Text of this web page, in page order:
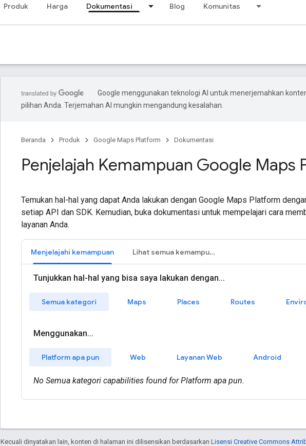
Produk Harga Dokumentasi Blog Komunitas
Google menggunakan teknologi AI untuk menerjemahkan
pilihan Anda. Terjemahan AI mungkin mengandung kesalahan.
Beranda Produk Google Maps Platform Dokumentasi
Penjelajah Kemampuan Google Maps
Kecuali dinyatakan lain, konten di halaman ini dilisensikan berdasarkan Lisensi Creative Commons